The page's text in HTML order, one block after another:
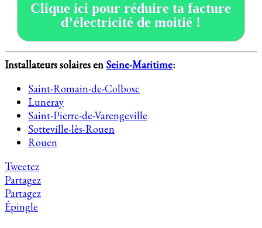
Clique ici pour réduire ta facture
d’électricité de moitié !
Installateurs solaires en Seine-Maritime:
Saint-Romain-de-Colbosc
Luneray
Saint-Pierre-de-Varengeville
Sotteville-lès-Rouen
Rouen
Tweetez
Partagez
Partagez
Épingle